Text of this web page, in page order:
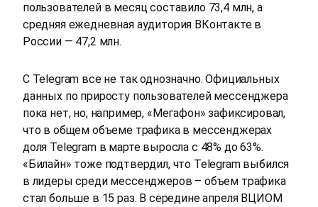
пользователей в месяц составило 73,4 млн, а
средняя ежедневная аудитория ВКонтакте в
России — 47,2 млн.
С Telegram все не так однозначно. Официальных
данных по приросту пользователей мессенджера
пока нет, но, например, «Мегафон» зафиксировал,
что в общем объеме трафика в мессенджерах
доля Telegram в марте выросла с 48% до 63%.
«Билайн» тоже подтвердил, что Telegram выбился
в лидеры среди мессенджеров – объем трафика
стал больше в 15 раз. В середине апреля ВЦИОМ